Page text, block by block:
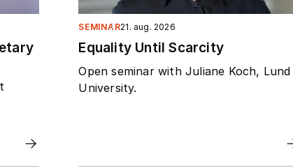
SEMINAR21. aug. 2026
Equality Until Scarcity
Open seminar with Juliane Koch, Lund
University.